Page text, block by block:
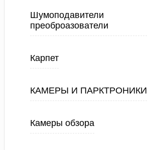
Шумоподавители
преоброазователи
Карпет
КАМЕРЫ И ПАРКТРОНИКИ
Камеры обзора